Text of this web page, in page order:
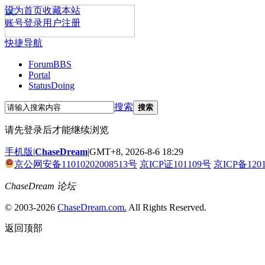
设为首页收藏本站
账号登录用户注册
快捷导航
ForumBBS
Portal
StatusDoing
搜索 搜索
请先登录后才能继续浏览
手机版|ChaseDream|GMT+8, 2026-8-6 18:29
京公网安备11010202008513号 京ICP证101109号 京ICP备
ChaseDream 论坛
© 2003-2026 ChaseDream.com. All Rights Reserved.
返回顶部